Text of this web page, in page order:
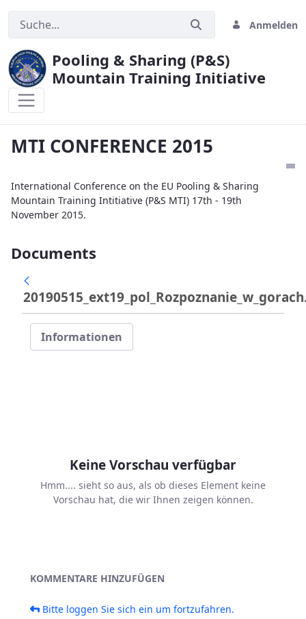
Anmelden
Pooling & Sharing (P&S)
Mountain Training Initiative
MTI CONFERENCE 2015
International Conference on the EU Pooling & Sharing
Mountain Training Intitiative (P&S MTI) 17th - 19th
November 2015.
Documents
Informationen
Keine Vorschau verfügbar
Hmm.... sieht so aus, als ob dieses Element keine
Vorschau hat, die wir Ihnen zeigen können.
KOMMENTARE HINZUFÜGEN
Bitte loggen Sie sich ein um fortzufahren.